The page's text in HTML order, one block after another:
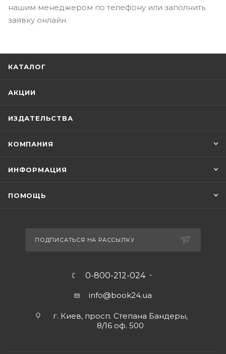
нашим менеджером по телефону или заполнить
заявку онлайн.
КАТАЛОГ
АКЦИИ
ИЗДАТЕЛЬСТВА
КОМПАНИЯ
ИНФОРМАЦИЯ
ПОМОЩЬ
ПОДПИСАТЬСЯ НА РАССЫЛКУ
0-800-212-024
info@book24.ua
г. Киев, просп. Степана Бандеры,
8/16 оф. 500